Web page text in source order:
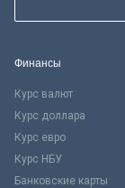
Финансы
Курс валют
Курс доллара
Курс евро
Курс НБУ
Банковские карты